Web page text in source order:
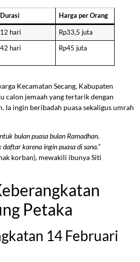
Durasi Harga per Orang
12 hari Rp33,5 juta
42 hari Rp45 juta
Kecamatan Secang, Kabupaten
calon jemaah yang tertarik dengan
Ia ingin beribadah puasa sekaligus umrah
bulan puasa bulan Ramadhan.
karena ingin puasa di sana.”
korban), mewakili ibunya Siti
Petaka
14 Februari